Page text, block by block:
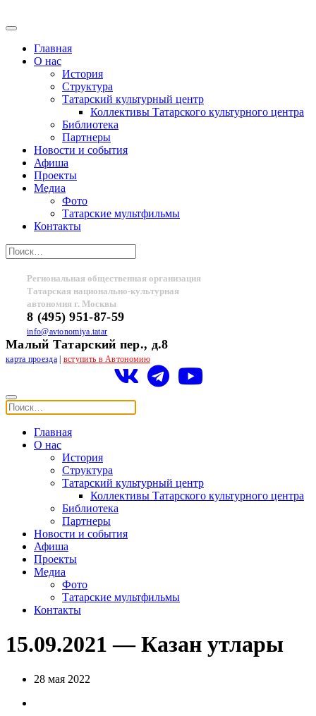
Главная
О нас
История
Структура
Татарский культурный центр
Коллективы Татарского культурного центра
Библиотека
Партнеры
Новости и события
Афиша
Проекты
Медиа
Фото
Татарские мультфильмы
Контакты
Региональная общественная организация
Татарская национально-культурная
автономия г. Москвы
8 (495) 951-87-59
info@avtonomiya.tatar
Малый Татарский пер., д.8
карта проезда| вступить в Автономию
Главная
О нас
История
Структура
Татарский культурный центр
Коллективы Татарского культурного центра
Библиотека
Партнеры
Новости и события
Афиша
Проекты
Медиа
Фото
Татарские мультфильмы
Контакты
15.09.2021 — Казан утлары
28 мая 2022